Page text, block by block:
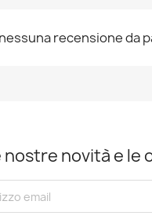
recensione da
nostre novità e le